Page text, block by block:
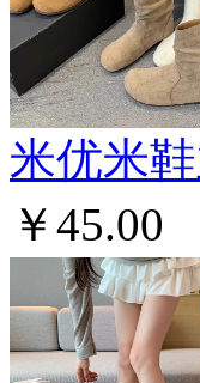
米优米
￥45.00